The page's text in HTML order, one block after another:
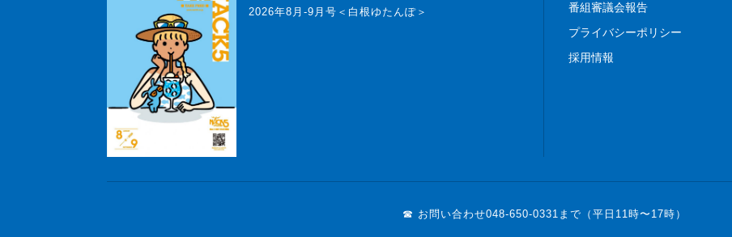
2026年8月-9月号＜白根ゆたんぽ＞
番組審議会報告
プライバシーポリシー
採用情報
☎ お問い合わせ048-650-0331まで（平日11時〜17時）